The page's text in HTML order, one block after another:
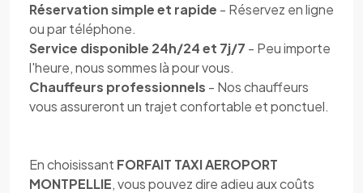
Réservation simple et rapide - Réservez en ligne
ou par téléphone.
Service disponible 24h/24 et 7j/7 - Peu importe
l'heure, nous sommes là pour vous.
Chauffeurs professionnels - Nos chauffeurs
vous assureront un trajet confortable et ponctuel.
En choisissant FORFAIT TAXI AEROPORT
MONTPELLIE, vous pouvez dire adieu aux coûts